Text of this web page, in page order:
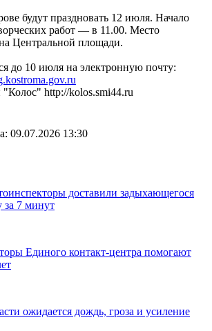
будут праздновать 12 июля. Начало
работ — в 11.00. Место
Центральной площади.
до 10 июля на электронную почту:
"Колос" http://kolos.smi44.ru
09.07.2026 13:30
доставили задыхающегося
за 7 минут
Единого контакт-центра помогают
ожидается дождь, гроза и усиление